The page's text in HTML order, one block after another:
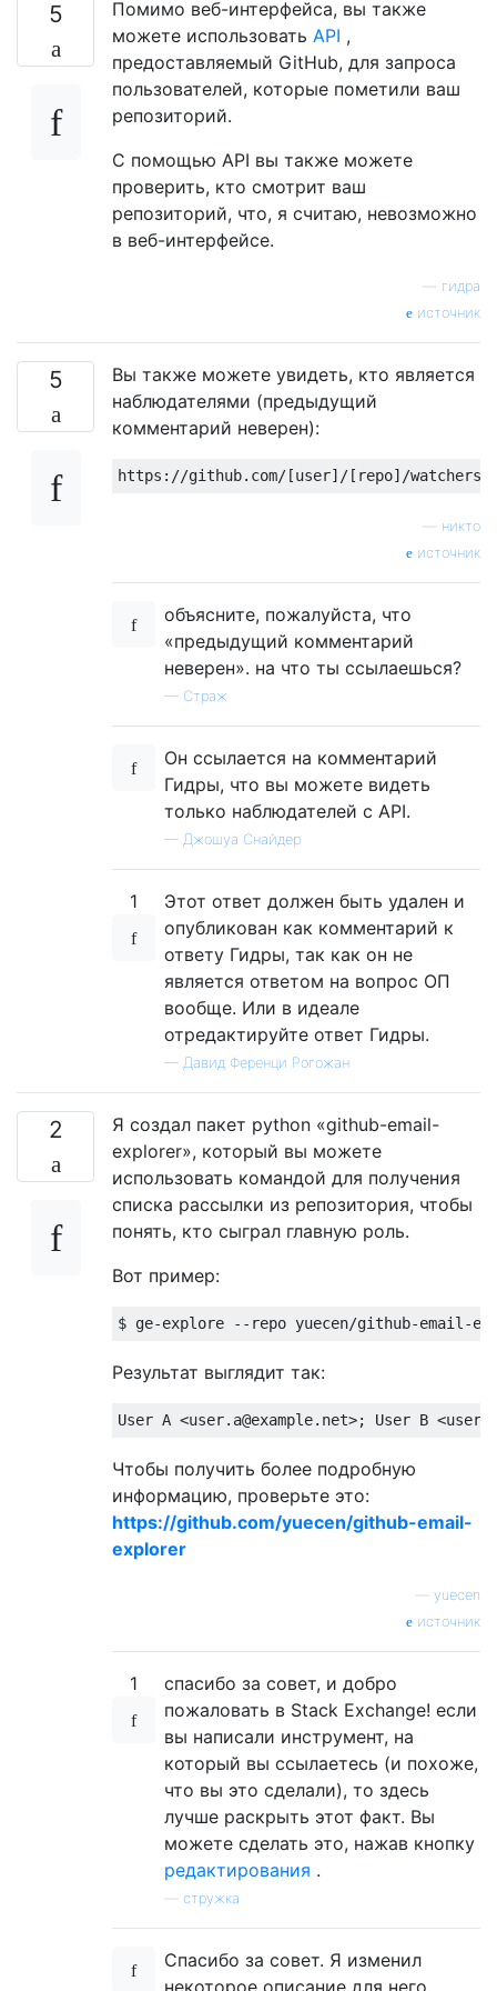
5
Помимо веб-интерфейса, вы также
можете использовать API ,
предоставляемый GitHub, для запроса
пользователей, которые пометили ваш
репозиторий.
С помощью API вы также можете
проверить, кто смотрит ваш
репозиторий, что, я считаю, невозможно
в веб-интерфейсе.
гидра
источник
5
Вы также можете увидеть, кто является
наблюдателями (предыдущий
комментарий неверен):
никто
источник
объясните, пожалуйста, что
«предыдущий комментарий
неверен». на что ты ссылаешься?
— Страж
Он ссылается на комментарий
Гидры, что вы можете видеть
только наблюдателей с API.
— Джошуа Снайдер
1
Этот ответ должен быть удален и
опубликован как комментарий к
ответу Гидры, так как он не
является ответом на вопрос ОП
вообще. Или в идеале
отредактируйте ответ Гидры.
— Давид Ференци Рогожан
2
Я создал пакет python «github-email-
explorer», который вы можете
использовать командой для получения
списка рассылки из репозитория, чтобы
понять, кто сыграл главную роль.
Вот пример:
Результат выглядит так:
Чтобы получить более подробную
информацию, проверьте это:
https://github.com/yuecen/github-email-
explorer
yuecen
источник
1
спасибо за совет, и добро
пожаловать в Stack Exchange! если
вы написали инструмент, на
который вы ссылаетесь (и похоже,
что вы это сделали), то здесь
лучше раскрыть этот факт. Вы
можете сделать это, нажав кнопку
редактирования .
стружка
Спасибо за совет. Я изменил
некоторое описание для него.